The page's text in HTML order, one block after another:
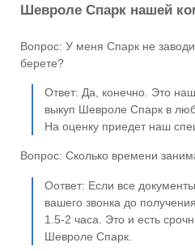
Шевроле Спарк нашей
Вопрос: У меня Спарк не
берете?
Ответ: Да, конечно. Это
выкуп Шевроле Спарк в
На оценку приедет наш
Вопрос: Сколько времени
Оответ: Если все
вашего звонка до
1.5-2 часа. Это и есть
Шевроле Спарк.